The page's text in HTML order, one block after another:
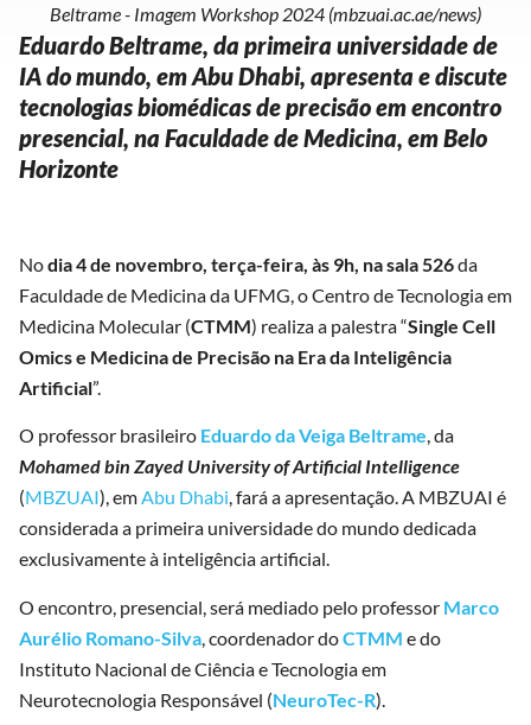
Beltrame - Imagem Workshop 2024 (mbzuai.ac.ae/news)
Eduardo Beltrame, da primeira universidade de
IA do mundo, em Abu Dhabi, apresenta e discute
tecnologias biomédicas de precisão em encontro
presencial, na Faculdade de Medicina, em Belo
Horizonte
Nodia 4 de novembro, terça-feira, às 9h, na sala 526da
Faculdade de Medicina da UFMG, o Centro de Tecnologia em
Medicina Molecular (CTMM) realiza a palestra “Single Cell
Omics e Medicina de Precisão na Era da Inteligência
Artificial”.
O professor brasileiro Eduardo da Veiga Beltrame, da
Mohamed bin Zayed University of Artificial Intelligence
(MBZUAI), emAbu Dhabi, fará a apresentação. A MBZUAI é
considerada a primeira universidade do mundo dedicada
exclusivamente à inteligência artificial.
O encontro, presencial, será mediado pelo professor Marco
Aurélio Romano-Silva , coordenador doCTMM e do
Instituto Nacional de Ciência e Tecnologia em
Neurotecnologia Responsável (NeuroTec-R).